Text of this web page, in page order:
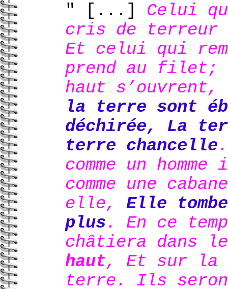
" [...] Celui
cris de terreur
Et celui qui
prend au filet;
haut
la terre sont
déchirée, La
terre chancelle
comme un
comme une
elle, Elle
plus. En ce
châtiera dans
haut, Et sur la
terre. Ils